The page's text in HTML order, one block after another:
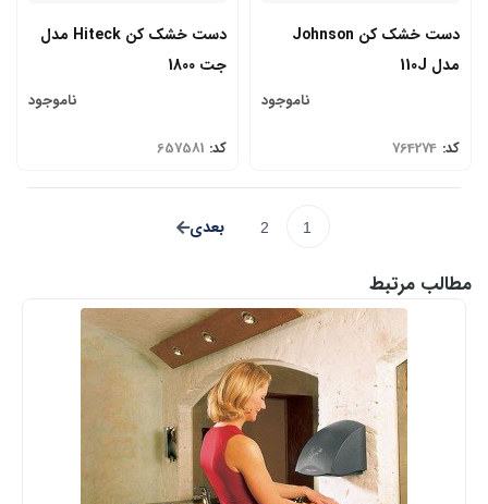
دست خشک کن Johnson
مدل 110J
ناموجود
کد: 764274
دست خشک کن Hiteck مدل
جت 1800
ناموجود
کد: 657581
1
2
مطالب مرتبط